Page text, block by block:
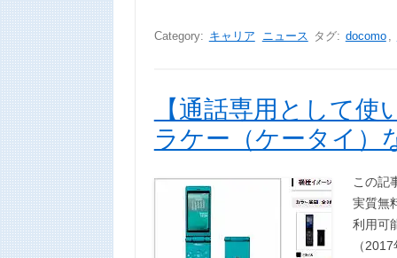
Category: キャリア ニュース タグ: docomo ,
【通話専用として
ラケー（ケータイ）
この記
実質無
利用可
（